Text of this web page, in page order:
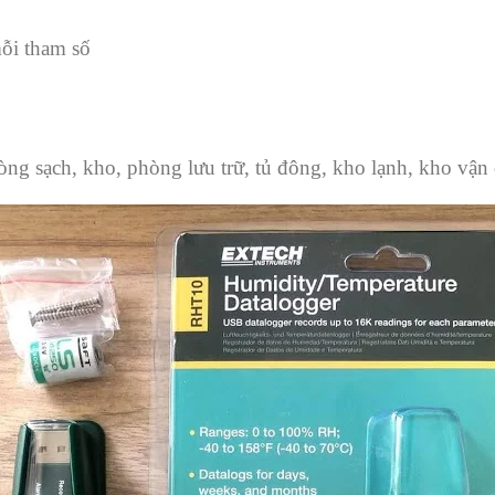
tham số
sạch, kho, phòng lưu trữ, tủ đông, kho lạnh, kho vận